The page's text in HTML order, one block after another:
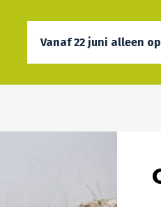
Vanaf 22 juni alleen